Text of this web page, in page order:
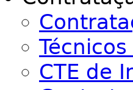
CTE de